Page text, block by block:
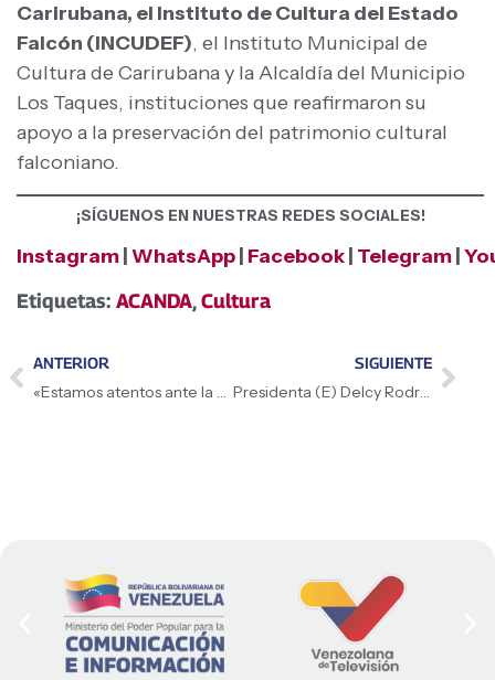
Carirubana, el Instituto de Cultura del Estado
Falcón (INCUDEF), el Instituto Municipal de
Cultura de Carirubana y la Alcaldía del Municipio
Los Taques, instituciones que reafirmaron su
apoyo a la preservación del patrimonio cultural
falconiano.
¡SÍGUENOS EN NUESTRAS REDES SOCIALES!
Instagram WhatsApp Facebook Telegram
Etiquetas: ACANDA,Cultura
ANTERIOR
«Estamos atentos ante la presencia de lluvias extraordinarias en el país»: Presidenta (E) Delcy Rodríguez
SIGUIENTE
Presidenta (E) Delcy Rodríguez es recibida con honores en Barbados para cumplir agenda estratégica